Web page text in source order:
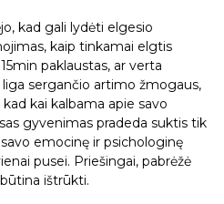
kad gali lydėti elgesio
kaip tinkamai elgtis
paklaustas, ar verta
sergančio artimo žmogaus,
kai kalbama apie savo
gyvenimas pradeda suktis tik
emocinę ir psichologinę
pusei. Priešingai, pabrėžė
ištrūkti.